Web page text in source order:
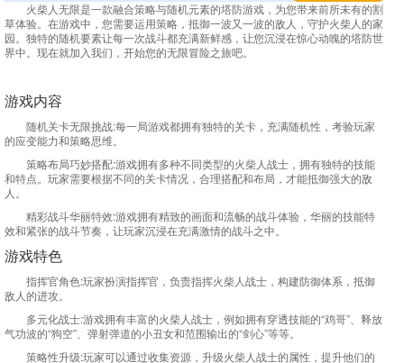
火柴人无限是一款融合策略与随机元素的塔防游戏，为您带来前所未有的割
草体验。在游戏中，您需要运用策略，抵御一波又一波的敌人，守护火柴人的家
园。独特的随机要素让每一次战斗都充满新鲜感，让您沉浸在惊心动魄的塔防世
界中。现在就加入我们，开始您的无限冒险之旅吧。
游戏内容
随机关卡无限挑战:每一局游戏都拥有独特的关卡，充满随机性，考验玩家
的应变能力和策略思维。
策略布局巧妙搭配:游戏拥有多种不同类型的火柴人战士，拥有独特的技能
和特点。玩家需要根据不同的关卡情况，合理搭配和布局，才能抵御强大的敌
人。
精彩战斗华丽特效:游戏拥有精致的画面和流畅的战斗体验，华丽的技能特
效和紧张的战斗节奏，让玩家沉浸在充满激情的战斗之中。
游戏特色
指挥官角色:玩家扮演指挥官，负责指挥火柴人战士，构建防御体系，抵御
敌人的进攻。
多元化战士:游戏拥有丰富的火柴人战士，例如拥有穿透技能的“鸡哥”、释放
气功波的“狗空”、弹射弹道的小丑女和范围输出的“剑心”等等。
策略性升级:玩家可以通过收集资源，升级火柴人战士的属性，提升他们的